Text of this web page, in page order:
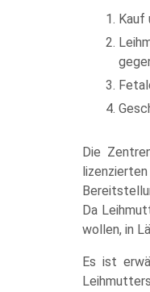
Kauf
Die
Da
wollen, in
Es ist